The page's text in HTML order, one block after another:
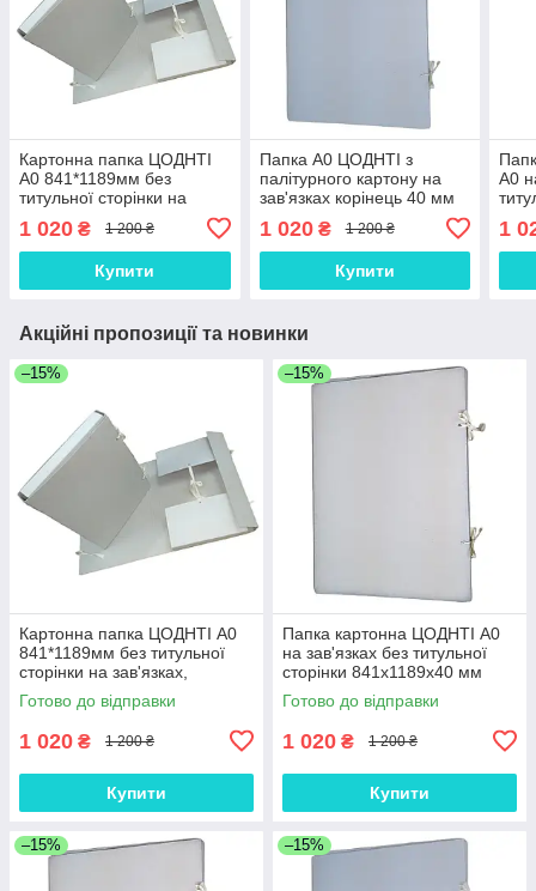
Картонна папка ЦОДНТІ
А0 841*1189мм без
титульної сторінки на
зав'язках, корінець 40 мм
1 020 ₴ 1 200 ₴
Купити
Папка А0 ЦОДНТІ з
палітурного картону на
зав'язках корінець 40 мм
1 020₴ 1 200 ₴
Купити
А0
1
Акційні пропозиції та новинки
–15%
Картонна папка ЦОДНТІ А0
841*1189мм без титульної
сторінки на зав'язках,
корінець 40 мм
Готово до відправки
1 020 ₴ 1 200 ₴
Купити
–15%
Папка картонна ЦОДНТІ А0
на зав'язках без титульної
сторінки 841х1189х40 мм
Коричневий
Готово до відправки
1 020 ₴ 1 200 ₴
Купити
–15% –15%